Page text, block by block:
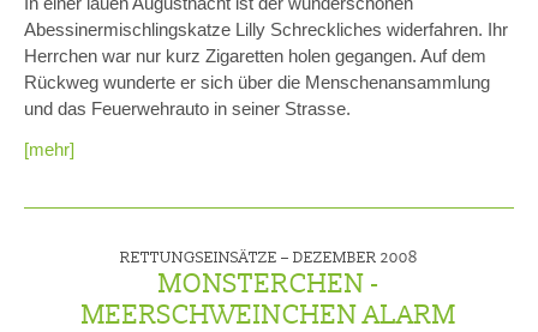
Abessinermischlingskatze Lilly Schreckliches widerfahren. Ihr
Herrchen war nur kurz Zigaretten holen gegangen. Auf dem
Rückweg wunderte er sich über die Menschenansammlung
und das Feuerwehrauto in seiner Strasse.
[mehr]
RETTUNGSEINSÄTZE – DEZEMBER 2008
MONSTERCHEN -
MEERSCHWEINCHEN ALARM